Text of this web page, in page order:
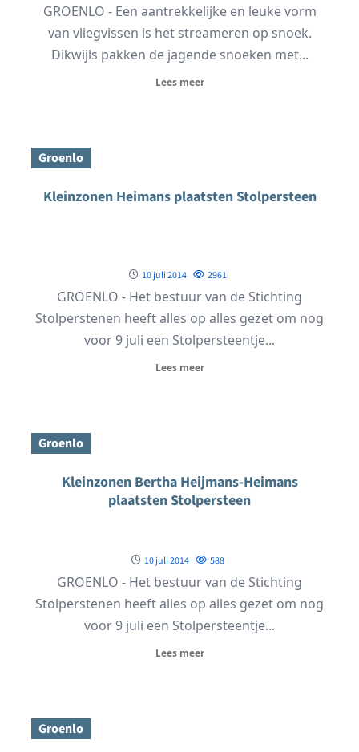
GROENLO - Een aantrekkelijke en leuke vorm
van vliegvissen is het streameren op snoek.
Dikwijls pakken de jagende snoeken met...
Lees meer
Groenlo
Kleinzonen Heimans plaatsten Stolpersteen
10 juli 2014 2961
GROENLO - Het bestuur van de Stichting
Stolperstenen heeft alles op alles gezet om nog
voor 9 juli een Stolpersteentje...
Lees meer
Groenlo
Kleinzonen Bertha Heijmans-Heimans
plaatsten Stolpersteen
10 juli 2014 588
GROENLO - Het bestuur van de Stichting
Stolperstenen heeft alles op alles gezet om nog
voor 9 juli een Stolpersteentje...
Lees meer
Groenlo